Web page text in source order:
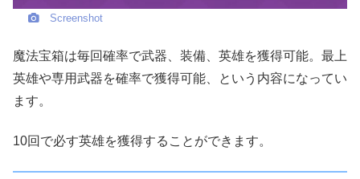
Screenshot
魔法宝箱は毎回確率で武器、装備、英雄を獲得可能。最上
英雄や専用武器を確率で獲得可能、という内容になってい
ます。
10回で必す英雄を獲得することができます。